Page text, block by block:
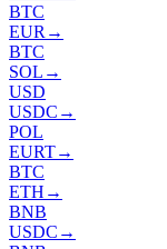
BTC
EUR →
BTC
SOL →
USD
USDC →
POL
EURT→
BTC
ETH →
BNB
USDC →